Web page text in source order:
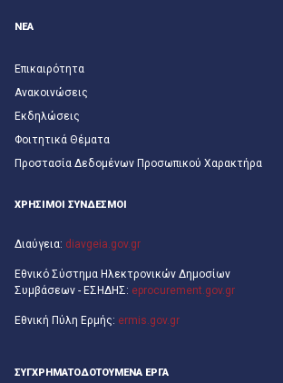
ΝΕΑ
Επικαιρότητα
Ανακοινώσεις
Εκδηλώσεις
Φοιτητικά Θέματα
Προστασία Δεδομένων Προσωπικού Χαρακτήρα
ΧΡΗΣΙΜΟΙ ΣΥΝΔΕΣΜΟΙ
Διαύγεια: diavgeia.gov.gr
Εθνικό Σύστημα Ηλεκτρονικών Δημοσίων
Συμβάσεων - ΕΣΗΔΗΣ: eprocurement.gov.gr
Εθνική Πύλη Ερμής: ermis.gov.gr
ΣΥΓΧΡΗΜΑΤΟΔΟΤΟΎΜΕΝΑ ΈΡΓΑ